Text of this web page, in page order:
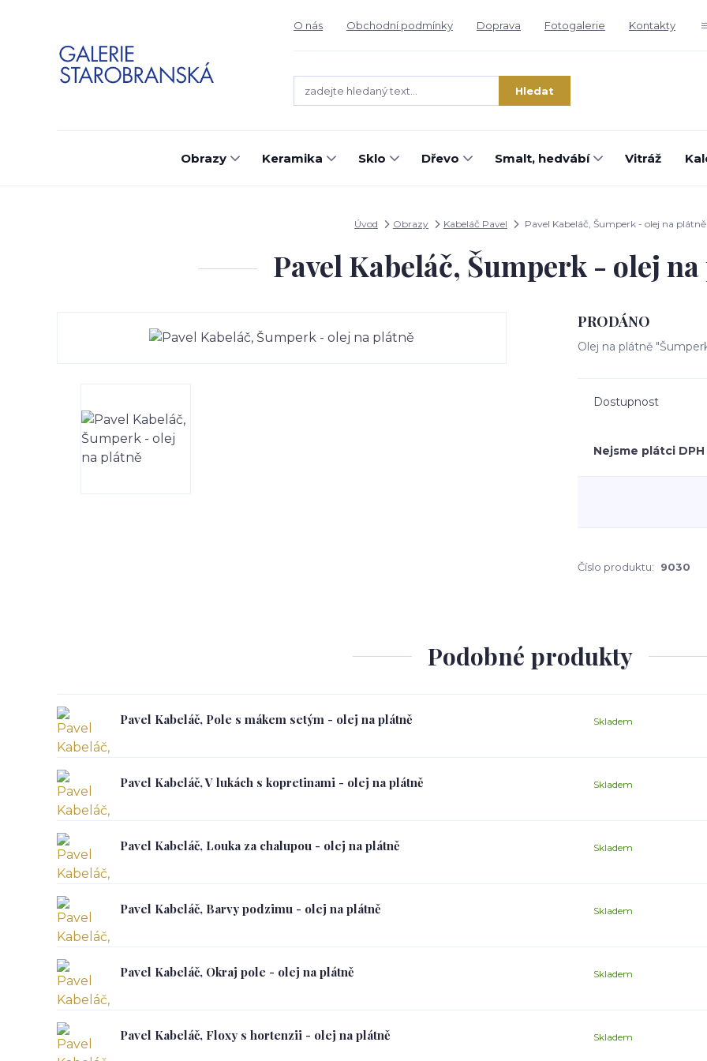
O nás Obchodní podmínky Doprava Fotogalerie Kontakty
Hledat
Obrazy Keramika Sklo Dřevo Smalt, hedvábí Vitráž
Úvod Obrazy Kabeláč Pavel Pavel Kabeláč, Šumperk - olej na plátně
Pavel Kabeláč, Šumperk - olej
PRODÁNO
Olej na plátně
Dostupnost
Nejsme plátci DPH
Číslo produktu: 9030
Podobné produkty
Pavel Kabeláč, Pole s mákem setým - olej na plátně Skladem
Pavel Kabeláč, V lukách s kopretinami - olej na plátně Skladem
Pavel Kabeláč, Louka za chalupou - olej na plátně Skladem
Pavel Kabeláč, Barvy podzimu - olej na plátně Skladem
Pavel Kabeláč, Okraj pole - olej na plátně Skladem
Pavel Kabeláč, Floxy s hortenzii - olej na plátně Skladem